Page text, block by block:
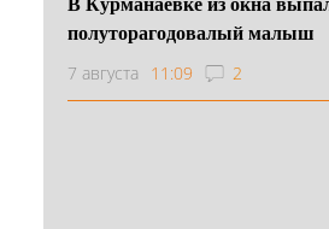
полуторагодовалый малыш
7 августа 11:09 2